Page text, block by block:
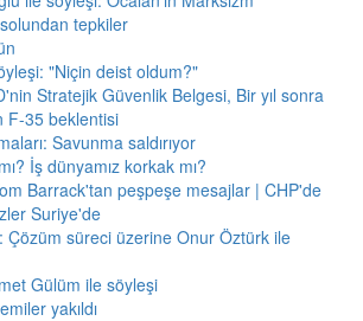
tepkiler
"Niçin deist oldum?"
Stratejik Güvenlik Belgesi, Bir yıl sonra
F-35 beklentisi
Savunma saldırıyor
İş dünyamız korkak mı?
Barrack'tan peşpeşe mesajlar | CHP'de
Suriye'de
Çözüm süreci üzerine Onur Öztürk ile
Gülüm ile söyleşi
yakıldı